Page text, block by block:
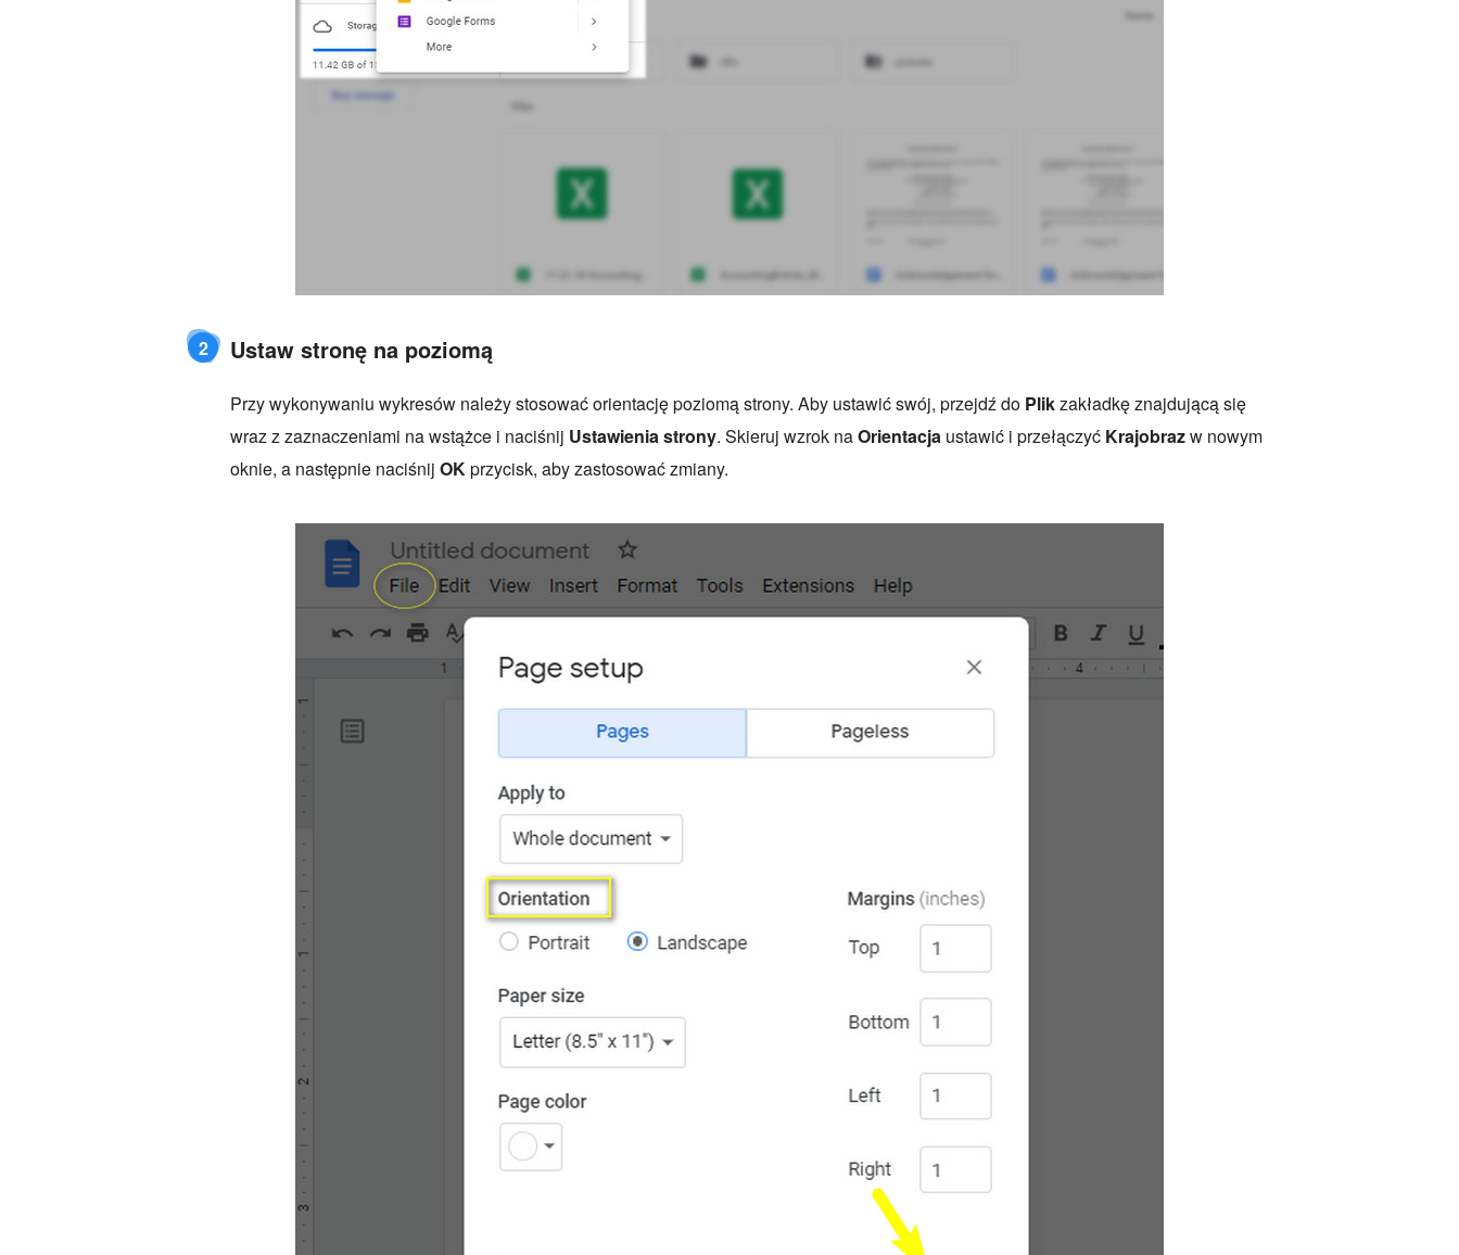
2 Ustaw stronę na poziomą
Przy wykonywaniu wykresów należy stosować orientację poziomą strony. Aby ustawić swój, przejdź do Plikzakładkę znajdującą się
wraz z zaznaczeniami na wstążce i naciśnij Ustawienia strony. Skieruj wzrok naOrientacja ustawić i przełączyć Krajobrazw nowym
oknie, a następnie naciśnij OKprzycisk, aby zastosować zmiany.